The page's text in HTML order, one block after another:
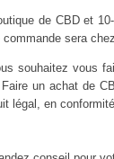
de CBD et
commande sera
souhaitez vous
un achat de
légal, en